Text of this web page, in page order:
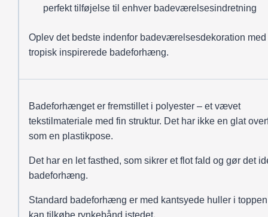
perfekt tilføjelse til enhver badeværelsesindretning
Oplev det bedste indenfor badeværelsesdekoration med
tropisk inspirerede badeforhæng.
Badeforhænget er fremstillet i polyester – et vævet
tekstilmateriale med fin struktur. Det har ikke en glat
som en plastikpose.
Det har en let fasthed, som sikrer et flot fald og gør det
badeforhæng.
Standard badeforhæng er med kantsyede huller i